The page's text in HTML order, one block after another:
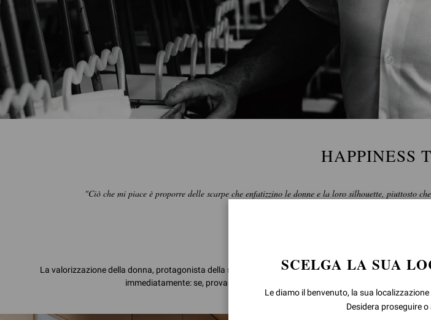
HAPPINESS
"Ciò che mi piace è proporre delle scarpe che enfatizzino le donne e la loro silhouette, piuttosto
La valorizzazione della donna, protagonista della scena e del “red carpet” della sua vita quotidiana, è
immediatamente: se, provando una calzatura per la prima volta, una donna si
SCELGA LA SUA
Le diamo il benvenuto, la sua
Desidera proseguire